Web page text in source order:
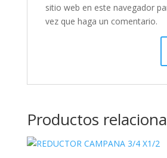
sitio web en este navegador
vez que haga un comentario.
Productos